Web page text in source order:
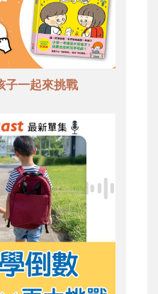
子一起來挑戰